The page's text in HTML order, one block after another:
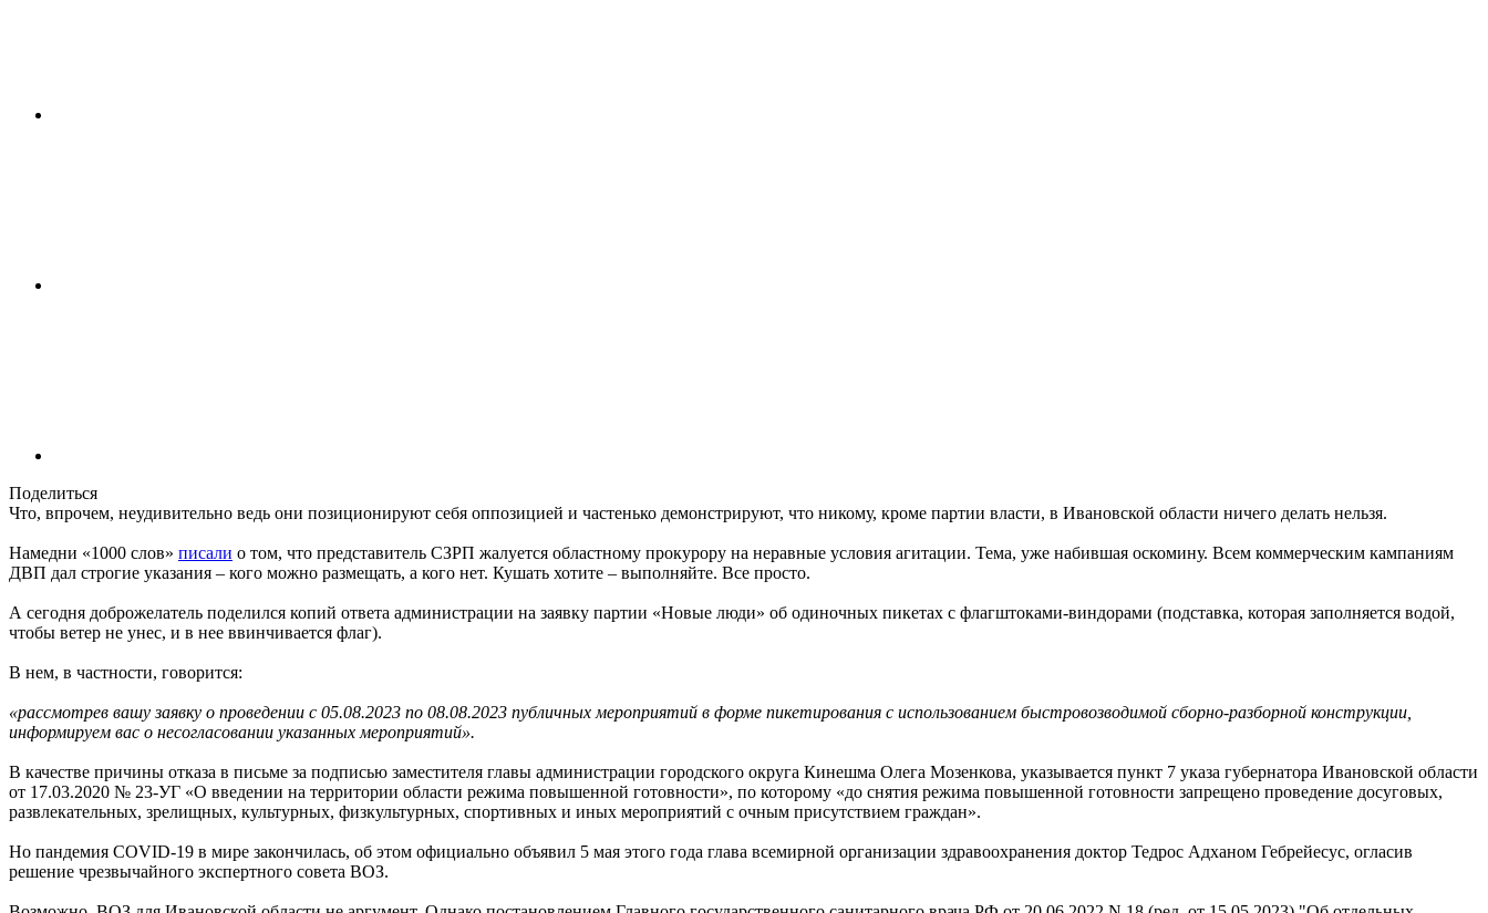
Поделиться
Что, впрочем, неудивительно ведь они позиционируют себя оппозицией и частенько демонстрируют, что никому, кроме партии власти, в Ивановской области ничего делать нельзя.
Намедни «1000 слов» писали о том, что представитель СЗРП жалуется областному прокурору на неравные условия агитации. Тема, уже набившая оскомину. Всем коммерческим кампаниям
ДВП дал строгие указания – кого можно размещать, а кого нет. Кушать хотите – выполняйте. Все просто.
А сегодня доброжелатель поделился копий ответа администрации на заявку партии «Новые люди» об одиночных пикетах с флагштоками-виндорами (подставка, которая заполняется водой,
чтобы ветер не унес, и в нее ввинчивается флаг).
В нем, в частности, говорится:
«рассмотрев вашу заявку о проведении с 05.08.2023 по 08.08.2023 публичных мероприятий в форме пикетирования с использованием быстровозводимой сборно-разборной конструкции,
информируем вас о несогласовании указанных мероприятий».
В качестве причины отказа в письме за подписью заместителя главы администрации городского округа Кинешма Олега Мозенкова, указывается пункт 7 указа губернатора Ивановской области
от 17.03.2020 № 23-УГ «О введении на территории области режима повышенной готовности», по которому «до снятия режима повышенной готовности запрещено проведение досуговых,
развлекательных, зрелищных, культурных, физкультурных, спортивных и иных мероприятий с очным присутствием граждан».
Но пандемия COVID-19 в мире закончилась, об этом официально объявил 5 мая этого года глава всемирной организации здравоохранения доктор Тедрос Адханом Гебрейесус, огласив
решение чрезвычайного экспертного совета ВОЗ.